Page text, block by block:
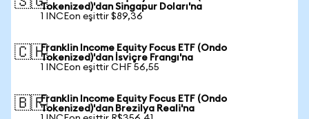
Tokenized)'dan Singapur Doları'na
1 INCEon eşittir $89,36
🇨🇭Franklin Income Equity Focus ETF (Ondo
Tokenized)'dan İsviçre Frangı'na
1 INCEon eşittir CHF 56,55
🇧🇷Franklin Income Equity Focus ETF (Ondo
Tokenized)'dan Brezilya Reali'na